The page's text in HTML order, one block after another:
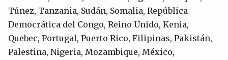
Túnez, Tanzania, Sudán, Somalia, República
Democrática del Congo, Reino Unido, Kenia,
Quebec, Portugal, Puerto Rico, Filipinas, Pakistán,
Palestina, Nigeria, Mozambique, México,